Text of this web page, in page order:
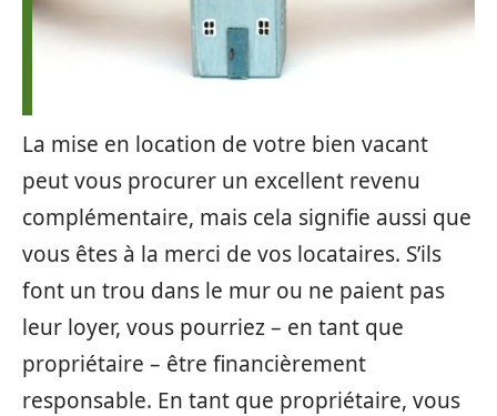
La mise en location de votre bien vacant
peut vous procurer un excellent revenu
complémentaire, mais cela signifie aussi que
vous êtes à la merci de vos locataires. S’ils
font un trou dans le mur ou ne paient pas
leur loyer, vous pourriez – en tant que
propriétaire – être financièrement
responsable. En tant que propriétaire, vous